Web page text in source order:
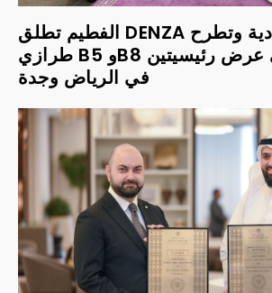
الفطيم تطلق DENZA في السعودية وتطرح
طرازي B5 وB8 وتفتتح صالتي عرض رئيسيتين
في الرياض وجدة